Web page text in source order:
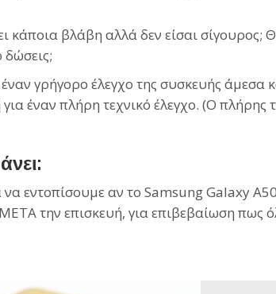
βλάβη αλλά δεν είσαι σίγουρος;
δώσεις;
γρήγορο έλεγχο της συσκευής άμεσα
έναν πλήρη τεχνικό έλεγχο. (Ο πλήρης
εντοπίσουμε αν το Samsung Galaxy
την επισκευή, για επιβεβαίωση πως